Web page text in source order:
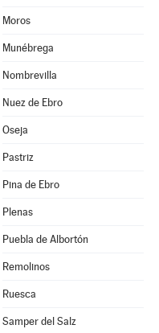
Moros
Munébrega
Nombrevilla
Nuez de Ebro
Oseja
Pastriz
Pina de Ebro
Plenas
Puebla de Albortón
Remolinos
Ruesca
Samper del Salz